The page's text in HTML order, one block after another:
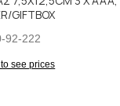
GIFTBOX
92-222
see prices